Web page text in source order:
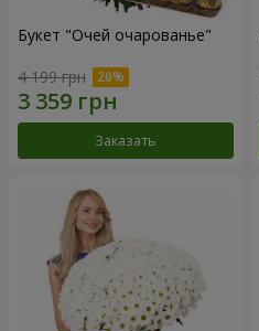
Букет "Очей очарованье"
4 199 грн
Заказать